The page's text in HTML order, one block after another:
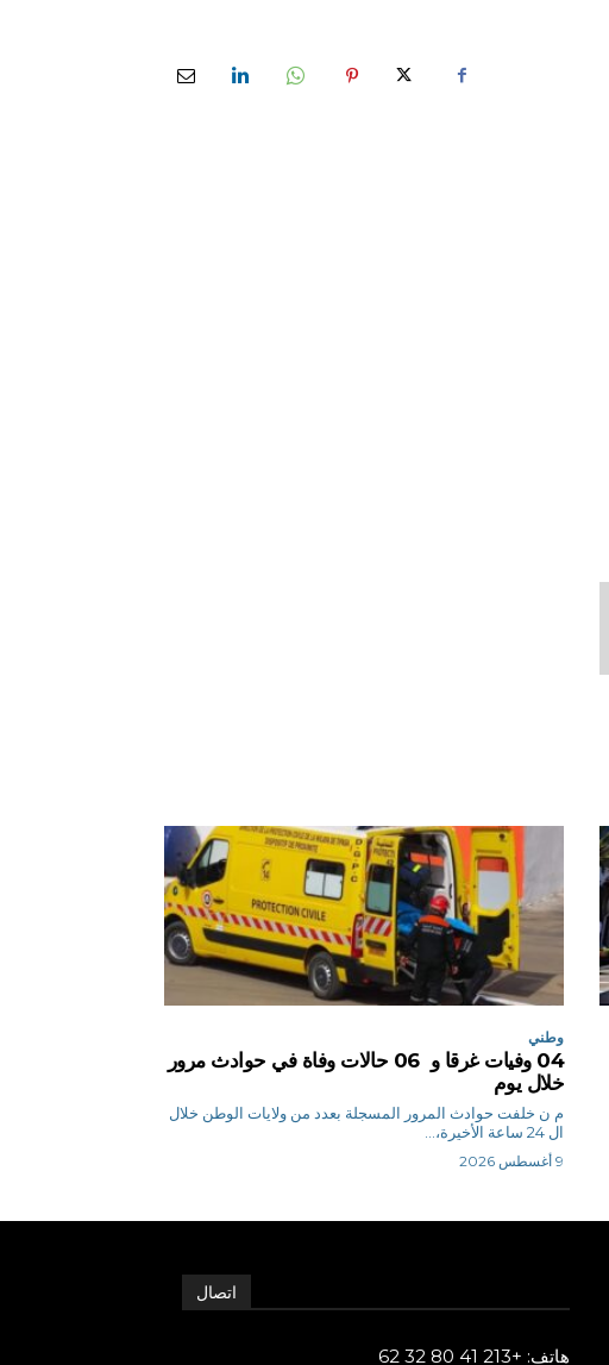
وطني
04 وفيات غرقا و 06 حالات وفاة في حوادث مرور
خلال يوم
م ن خلفت حوادث المرور المسجلة بعدد من ولايات الوطن خلال
ال 24 ساعة الأخيرة،...
9 أغسطس 2026
اتصال
هاتف: +213 41 80 32 62